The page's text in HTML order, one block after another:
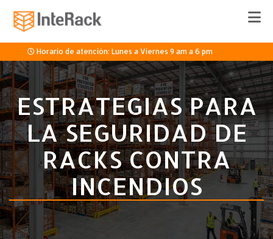
Horario de atención: Lunes a Viernes 9 am a 6 pm
33 3336 8920
Cotizar
ESTRATEGIAS PARA
LA SEGURIDAD DE
RACKS CONTRA
INCENDIOS